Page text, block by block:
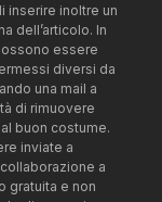
inserire inoltre un
dell’articolo. In
essere
diversi da
una mail a
di rimuovere
buon costume.
inviate a
a
gratuita e non